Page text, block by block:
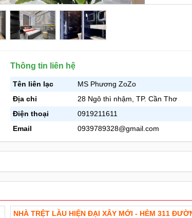
Thông tin liên hệ
Tên liên lạc
MS Phương ZoZo
Địa chỉ
28 Ngô thì nhậm, TP. Cần Thơ
Điện thoại
0919211611
Email
0939789328@gmail.com
NHÀ TRỆT LẦU HIỆN ĐẠI XÂY MỚI - HẺM 311